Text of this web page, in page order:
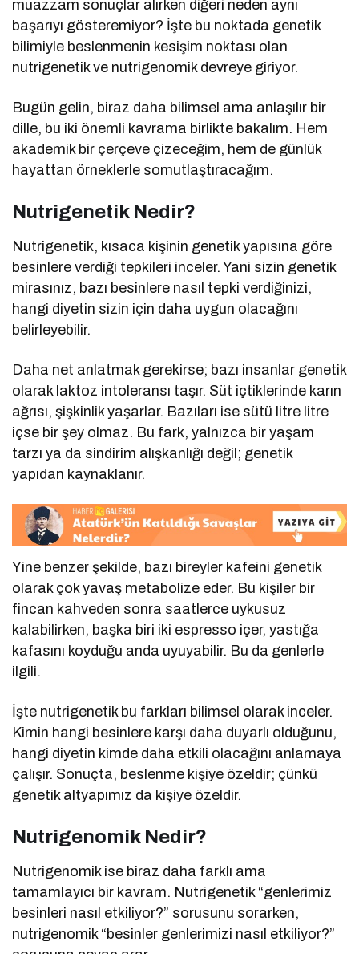
muazzam sonuçlar alırken diğeri neden aynı
başarıyı gösteremiyor? İşte bu noktada genetik
bilimiyle beslenmenin kesişim noktası olan
nutrigenetik ve nutrigenomik devreye giriyor.
Bugün gelin, biraz daha bilimsel ama anlaşılır bir
dille, bu iki önemli kavrama birlikte bakalım. Hem
akademik bir çerçeve çizeceğim, hem de günlük
hayattan örneklerle somutlaştıracağım.
Nutrigenetik Nedir?
Nutrigenetik, kısaca kişinin genetik yapısına göre
besinlere verdiği tepkileri inceler. Yani sizin genetik
mirasınız, bazı besinlere nasıl tepki verdiğinizi,
hangi diyetin sizin için daha uygun olacağını
belirleyebilir.
Daha net anlatmak gerekirse; bazı insanlar genetik
olarak laktoz intoleransı taşır. Süt içtiklerinde karın
ağrısı, şişkinlik yaşarlar. Bazıları ise sütü litre litre
içse bir şey olmaz. Bu fark, yalnızca bir yaşam
tarzı ya da sindirim alışkanlığı değil; genetik
yapıdan kaynaklanır.
Yine benzer şekilde, bazı bireyler kafeini genetik
olarak çok yavaş metabolize eder. Bu kişiler bir
fincan kahveden sonra saatlerce uykusuz
kalabilirken, başka biri iki espresso içer, yastığa
kafasını koyduğu anda uyuyabilir. Bu da genlerle
ilgili.
İşte nutrigenetik bu farkları bilimsel olarak inceler.
Kimin hangi besinlere karşı daha duyarlı olduğunu,
hangi diyetin kimde daha etkili olacağını anlamaya
çalışır. Sonuçta, beslenme kişiye özeldir; çünkü
genetik altyapımız da kişiye özeldir.
Nutrigenomik Nedir?
Nutrigenomik ise biraz daha farklı ama
tamamlayıcı bir kavram. Nutrigenetik “genlerimiz
besinleri nasıl etkiliyor?” sorusunu sorarken,
nutrigenomik “besinler genlerimizi nasıl etkiliyor?”